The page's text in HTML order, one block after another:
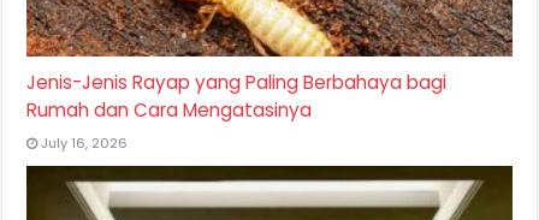
Jenis-Jenis Rayap yang Paling Berbahaya bagi
Rumah dan Cara Mengatasinya
July 16, 2026